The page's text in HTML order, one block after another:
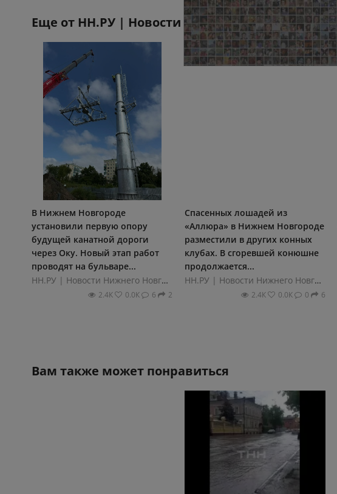
Еще от НН.РУ | Новости Нижнего Новгорода
В Нижнем Новгороде
установили первую опору
будущей канатной дороги
через Оку. Новый этап работ
проводят на бульваре...
НН.РУ | Новости Нижнего Новгорода
2.4К 0.0К 6 2
Спасенных лошадей из
«Аллюра» в Нижнем Новгороде
разместили в других конных
клубах. В сгоревшей конюшне
продолжается...
НН.РУ | Новости Нижнего Новгорода
2.4К 0.0К 0 6
Вам также может понравиться